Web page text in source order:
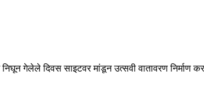
गेलेले दिवस साइटवर मांडून उत्सवी वातावरण निर्माण